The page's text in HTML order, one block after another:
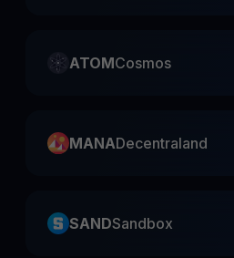
ATOMCosmos
MANADecentraland
SANDSandbox